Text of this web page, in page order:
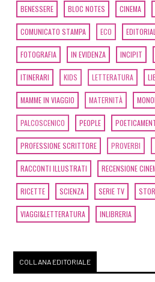
BENESSERE BLOC NOTES CINEMA
COMUNICATO STAMPA ECO
FOTOGRAFIA IN EVIDENZA INCIPIT
ITINERARI KIDS LETTERATURA
MAMME IN VIAGGIO MATERNITÀ
PALCOSCENICO PEOPLE
PROFESSIONE SCRITTORE PROVERBI
RACCONTI ILLUSTRATI RECENSIONE
RICETTE SCIENZA SERIE TV
VIAGGI&LETTERATURA INLIBRERIA
COLLANA EDITORIALE